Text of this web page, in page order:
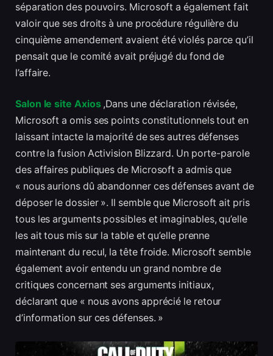
séparation des pouvoirs. Microsoft a également fait
valoir que ses droits à une procédure régulière du
cinquième amendement avaient été violés parce qu’il
pensait que le comité avait préjugé du fond de
l’affaire.
Salon le site Axios,Dans une déclaration révisée,
Microsoft a omis ses points constitutionnels tout en
laissant intacte la majorité de ses autres défenses
contre la fusion Activision Blizzard. Un porte-parole
des affaires publiques de Microsoft a admis que
« nous aurions dû abandonner ces défenses avant de
déposer le dossier ». Il semble que Microsoft ait pris
tous les arguments possibles et imaginables, qu’elle
les ait tous mis sur la table et qu’elle prenne
maintenant du recul, la tête froide. Microsoft semble
également avoir entendu un grand nombre de
critiques concernant ses arguments initiaux,
déclarant que « nous avons apprécié le retour
d’information sur ces défenses. »